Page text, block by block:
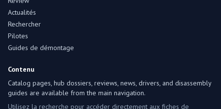
Actualités
Rechercher
Pilotes
Guides de démontage
Contenu
Catalog pages, hub dossiers, reviews, news, drivers, and disassembly
guides are available from the main navigation.
Utilisez la recherche pour accéder directement aux fiches de